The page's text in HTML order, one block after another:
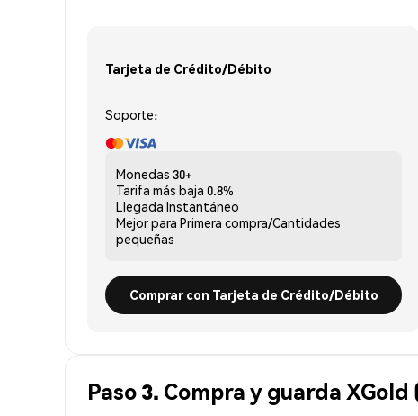
Tarjeta de Crédito/Débito
Soporte:
Monedas 30+
Tarifa más baja 0.8%
Llegada Instantáneo
Mejor para Primera compra/Cantidades
pequeñas
Comprar con Tarjeta de Crédito/Débito
Paso 3. Compra y guarda